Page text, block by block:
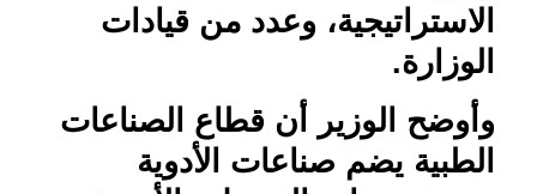
الاستراتيجية، وعدد من قيادات
الوزارة.
وأوضح الوزير أن قطاع الصناعات
الطبية يضم صناعات الأدوية